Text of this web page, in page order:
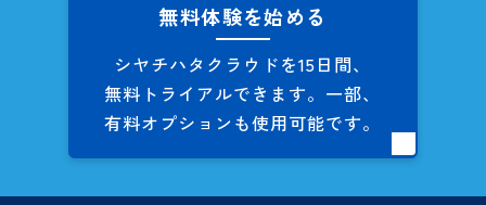
無料体験を始める
シヤチハタクラウドを15日間、
無料トライアルできます。 一部、
有料オプションも使用可能です。